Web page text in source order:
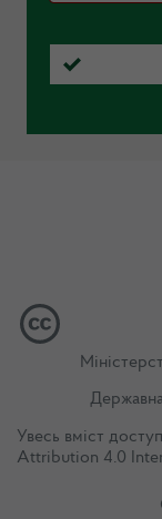
Увесь вміст
Attribution 4.0